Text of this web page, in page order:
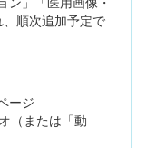
順次追加予定で
ージ
（または「動